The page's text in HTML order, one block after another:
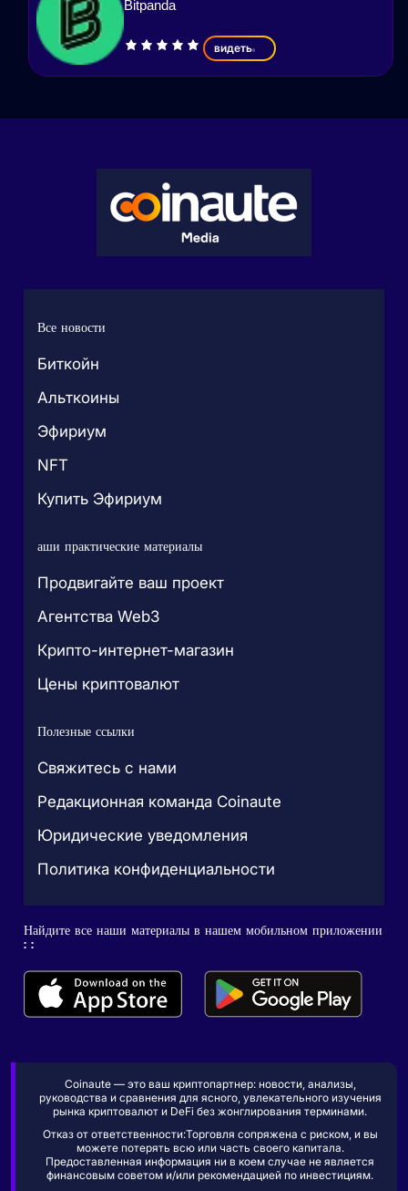
Bitpanda
видеть
Все новости
Биткойн
Альткоины
Эфириум
NFT
Купить Эфириум
аши практические материалы
Продвигайте ваш проект
Агентства Web3
Крипто-интернет-магазин
Цены криптовалют
Полезные ссылки
Свяжитесь с нами
Редакционная команда Coinaute
Юридические уведомления
Политика конфиденциальности
Найдите все наши материалы в нашем мобильном приложении
: :
Coinaute — это ваш криптопартнер: новости, анализы,
руководства и сравнения для ясного, увлекательного изучения
рынка криптовалют и DeFi без жонглирования терминами.
Отказ от ответственности:Торговля сопряжена с риском, и вы
можете потерять всю или часть своего капитала.
Предоставленная информация ни в коем случае не является
финансовым советом и/или рекомендацией по инвестициям.